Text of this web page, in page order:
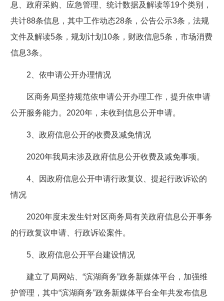
息、政府采购、应急管理、统计数据及解读等19个类别，
共计88条信息，其中工作动态28条，公告公示3条，法规
文件及解读5条，规划计划10条，财政信息5条，市场消费
信息3条。
2、依申请公开办理情况
区商务局坚持规范依申请公开办理工作，提升依申请
公开服务能力。2020年，未收到信息公开申请。
3、政府信息公开的收费及减免情况
2020年我局未涉及政府信息公开收费及减免事项。
4、因政府信息公开申请行政复议、提起行政诉讼的
情况
2020年度未发生针对区商务局有关政府信息公开事务
的行政复议申请、行政诉讼案件。
5、政府信息公开平台建设情况
建立了局网站、“滨湖商务”政务新媒体平台，加强维
护管理，其中“滨湖商务”政务新媒体平台全年共发布信息